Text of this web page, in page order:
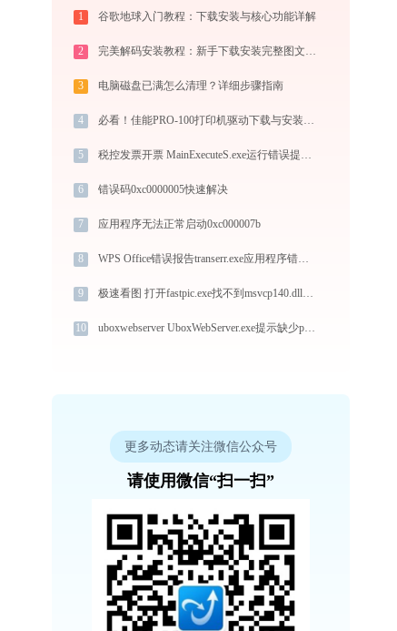
1 谷歌地球入门教程：下载安装与核心功能详解
2 完美解码安装教程：新手下载安装完整图文指南
3 电脑磁盘已满怎么清理？详细步骤指南
4 必看！佳能PRO-100打印机驱动下载与安装的正确姿势
5 税控发票开票 MainExecuteS.exe运行错误提示0xc000000d的解决办法
6 错误码0xc0000005快速解决
7 应用程序无法正常启动0xc000007b
8 WPS Office错误报告transerr.exe应用程序错误0xc000000d解决方法
9 极速看图 打开fastpic.exe找不到msvcp140.dll怎么办
10 uboxwebserver UboxWebServer.exe提示缺少phonic_ubox.dll文件的解决办法
更多动态请关注微信公众号
请使用微信“扫一扫”